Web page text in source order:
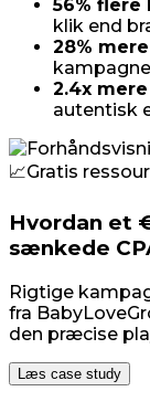
56% flere
klik end
28%
2.4x
autentisk
📈Gratis
Hvordan et
sænkede
Rigtige
fra
den præcise
Læs case study